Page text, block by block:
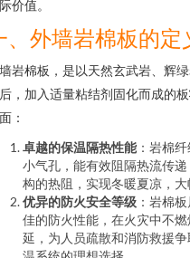
价值。
、外墙岩棉板的定
岩棉板，是以天然玄武岩、辉
，加入适量粘结剂固化而成的
：
卓越的保温隔热性能：岩棉
小气孔，能有效阻隔热流传
构的热阻，实现冬暖夏凉，大
优异的防火安全等级 ：岩棉
佳的防火性能，在火灾中不
延，为人员疏散和消防救援